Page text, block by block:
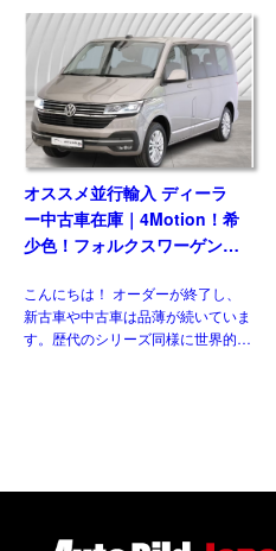
的な仕様があるのをご存じですか？
新世代ダウンサイジングユニットに
統一、クラス最強となるパワ […]
オススメ並行輸入 ディーラ
ー中古車在庫｜4Motion！希
少色！フォルクスワーゲン
Six SWB 2.0TDI 204PS 7人
乗り 7DSG 左ハンドル
こんにちは！ オーダーが終了し、
新古車や中古車は品薄が続いていま
す。歴代のシリーズ同様に世界的に